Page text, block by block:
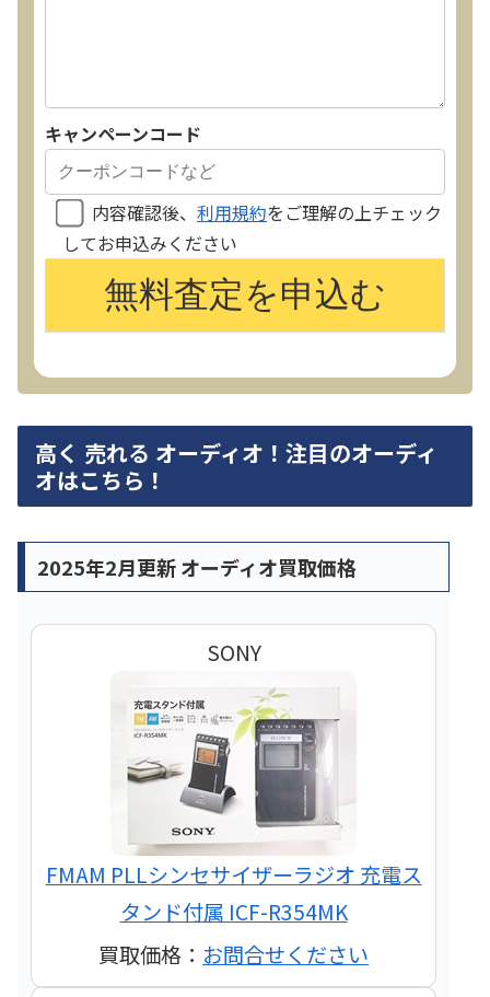
キャンペーンコード
内容確認後、 利用規約をご理解の上チェック
してお申込みください
高く 売れる オーディオ！注目のオーディ
オはこちら！
2025年2月更新 オーディオ買取価格
SONY
FMAM PLLシンセサイザーラジオ 充電ス
タンド付属 ICF-R354MK
買取価格： お問合せください